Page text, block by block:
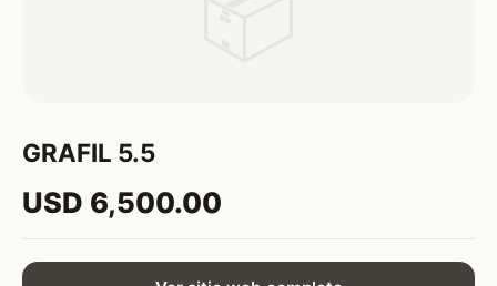
GRAFIL 5.5
USD 6,500.00